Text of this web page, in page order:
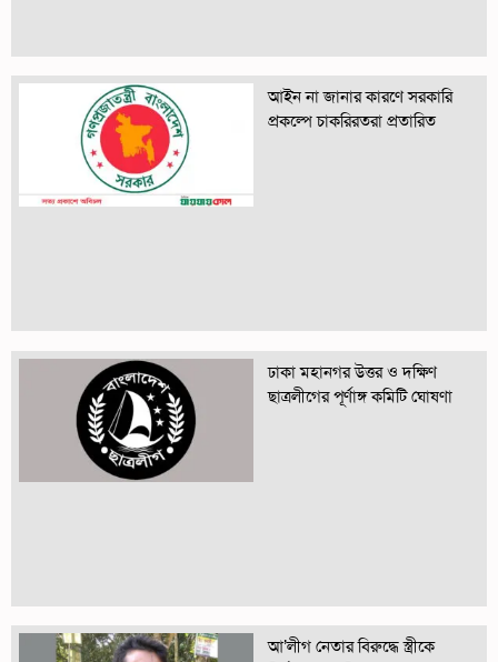
আইন না জানার কারণে সরকারি
প্রকল্পে চাকরিরতরা প্রতারিত
ঢাকা মহানগর উত্তর ও দক্ষিণ
ছাত্রলীগের পূর্ণাঙ্গ কমিটি ঘোষণা
আ’লীগ নেতার বিরুদ্ধে স্ত্রীকে